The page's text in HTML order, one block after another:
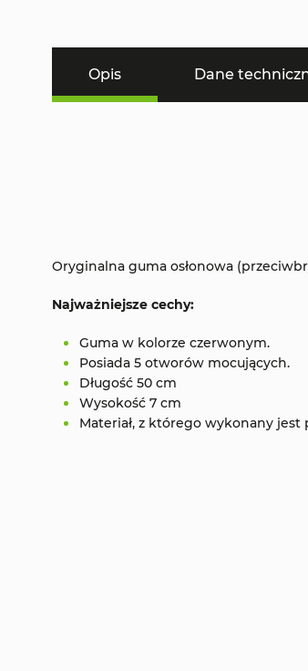
Opis Dane
Oryginalna guma osłonowa
Najważniejsze cechy:
Guma w kolorze czerwonym.
Posiada 5 otworów mocujących.
Długość 50 cm
Wysokość 7 cm
Materiał, z którego wykonany